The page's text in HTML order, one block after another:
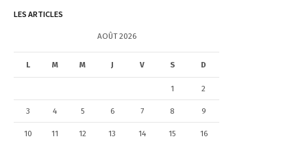
r
e
LES ARTICLES
AOÛT 2026
L M M J V S D
1 2
3 4 5 6 7 8 9
10 11 12 13 14 15 16